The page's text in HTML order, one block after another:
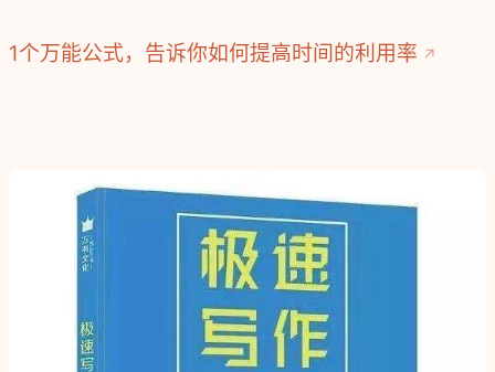
1个万能公式，告诉你如何提高时间的利用率